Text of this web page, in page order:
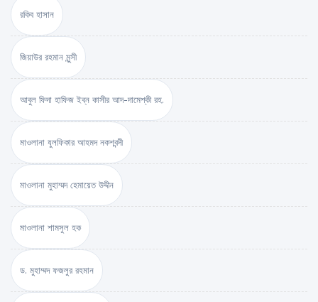
রকিব হাসান
জিয়াউর রহমান মুন্সী
আবুল ফিদা হাফিজ ইব্‌ন কাসীর আদ-দামেশ্‌কী রহ.
মাওলানা যুলফিকার আহমদ নকশবন্দী
মাওলানা মুহাম্মদ হেমায়েত উদ্দীন
মাওলানা শামসুল হক
ড. মুহাম্মদ ফজলুর রহমান